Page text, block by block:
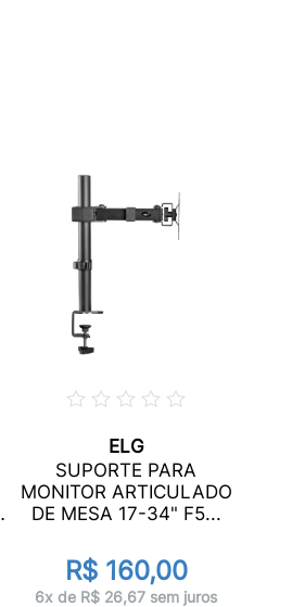
ELG
SUPORTE PARA
MONITOR ARTICULADO
DE MESA 17-34" F5...
R$ 160,00
6x de R$ 26,67 sem juros